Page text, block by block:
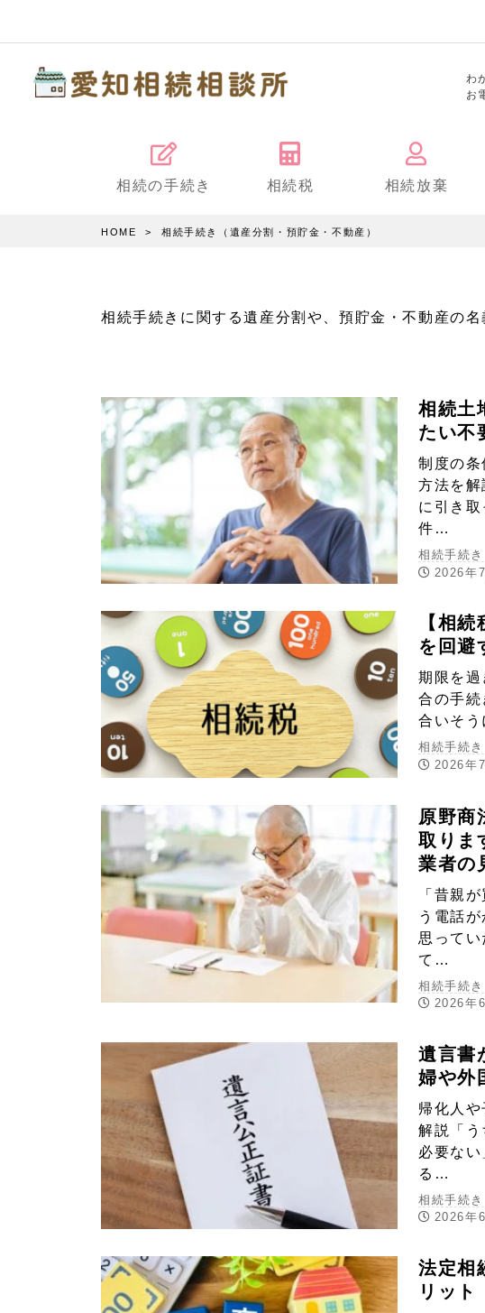
わ
お
相続の手続き 相続税 相続放棄
HOME 相続手続き（遺産分割・預貯金・不動産）
相続手続きに関する遺産分割や、預貯金・不動産の
相続土
たい不
制度の
方法を
に引き
件…
相続手続
2026年
【相
を回避
期限を
合の手
合いそ
相続手続
2026年
原野商
取りま
業者の
「昔親
う電話
思って
て…
相続手続
2026年
遺言書
婦や外
帰化人
解説「
必要な
る…
相続手続
2026年
法定相
リット